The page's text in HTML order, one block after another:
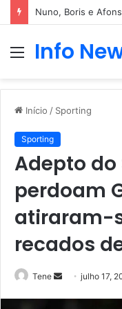
Nuno, Boris e
Menu
Info
Início / Sporting
Sporting
Adepto
perdoam
atiraram-
recados
Tene
Mandejulho 17,